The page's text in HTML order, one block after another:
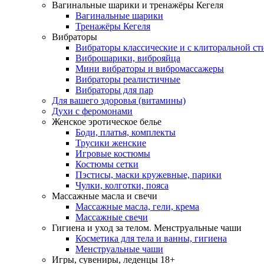
Вагинальные шарики и тренажёры Кегеля
Вагинальные шарики
Тренажёры Кегеля
Вибраторы
Вибраторы классические и с клиторальной
Виброшарики, виброяйца
Мини вибраторы и вибромассажеры
Вибраторы реалистичные
Вибраторы для пар
Для вашего здоровья (витамины)
Духи с феромонами
Женское эротическое белье
Боди, платья, комплекты
Трусики женские
Игровые костюмы
Костюмы сетки
Пэстисы, маски кружевные, парики
Чулки, колготки, пояса
Массажные масла и свечи
Массажные масла, гели, крема
Массажные свечи
Гигиена и уход за телом. Менструальные чаши
Косметика для тела и ванны, гигиена
Менструальные чаши
Игры, сувениры, леденцы 18+